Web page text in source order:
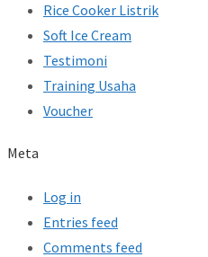
Rice Cooker Listrik
Soft Ice Cream
Testimoni
Training Usaha
Voucher
Meta
Log in
Entries feed
Comments feed